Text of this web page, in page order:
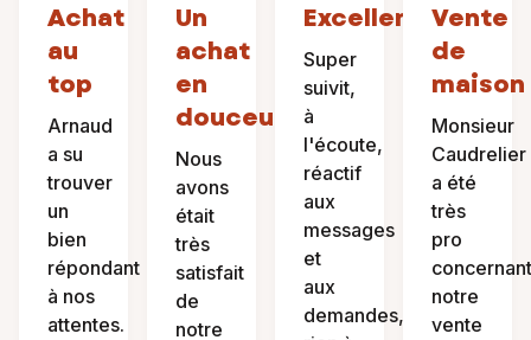
Achat
au
top
Arnaud
a su
trouver
un
bien
répondant
à nos
attentes.
Un
achat
en
douceur
Nous
avons
était
très
satisfait
de
notre
Excellent
Super
suivit,
à
l'écoute,
réactif
aux
messages
et
aux
demandes,
Vente
de
maison
Monsieur
Caudrelier
a été
très
pro
concernant
notre
vente